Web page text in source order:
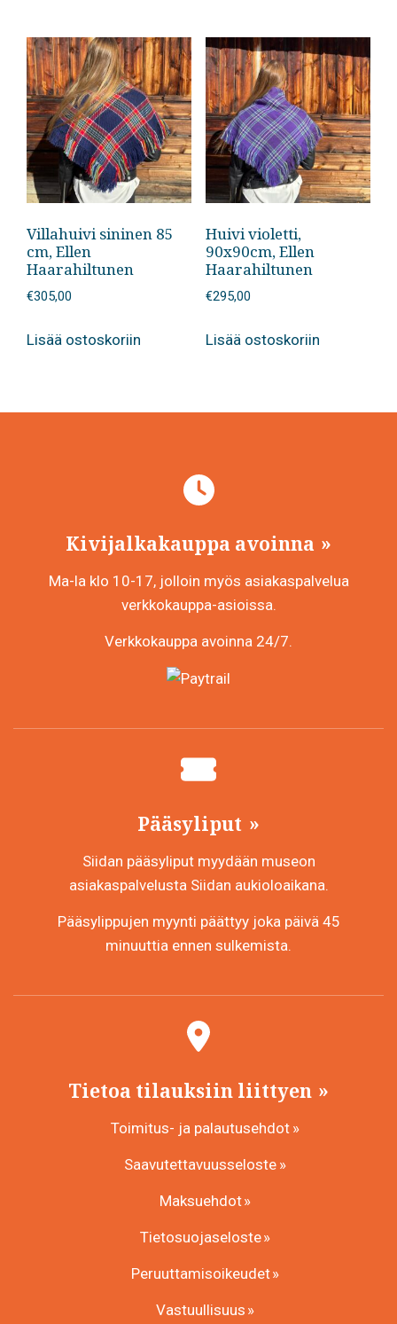
Villahuivi sininen 85
cm, Ellen
Haarahiltunen
€305,00
Lisää ostoskoriin
Huivi violetti,
90x90cm, Ellen
Haarahiltunen
€295,00
Lisää ostoskoriin
Kivijalkakauppa avoinna
Ma-la klo 10-17, jolloin myös asiakaspalvelua
verkkokauppa-asioissa.
Verkkokauppa avoinna 24/7.
Pääsyliput
Siidan pääsyliput myydään museon
asiakaspalvelusta Siidan aukioloaikana.
Pääsylippujen myynti päättyy joka päivä 45
minuuttia ennen sulkemista.
Tietoa tilauksiin liittyen
Toimitus- ja palautusehdot
Saavutettavuusseloste
Maksuehdot
Tietosuojaseloste
Peruuttamisoikeudet
Vastuullisuus